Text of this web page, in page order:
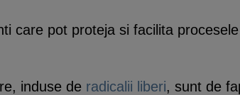
care pot proteja si facilita
induse de radicalii liberi, sunt de